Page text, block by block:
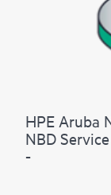
HPE Aruba
NBD
-